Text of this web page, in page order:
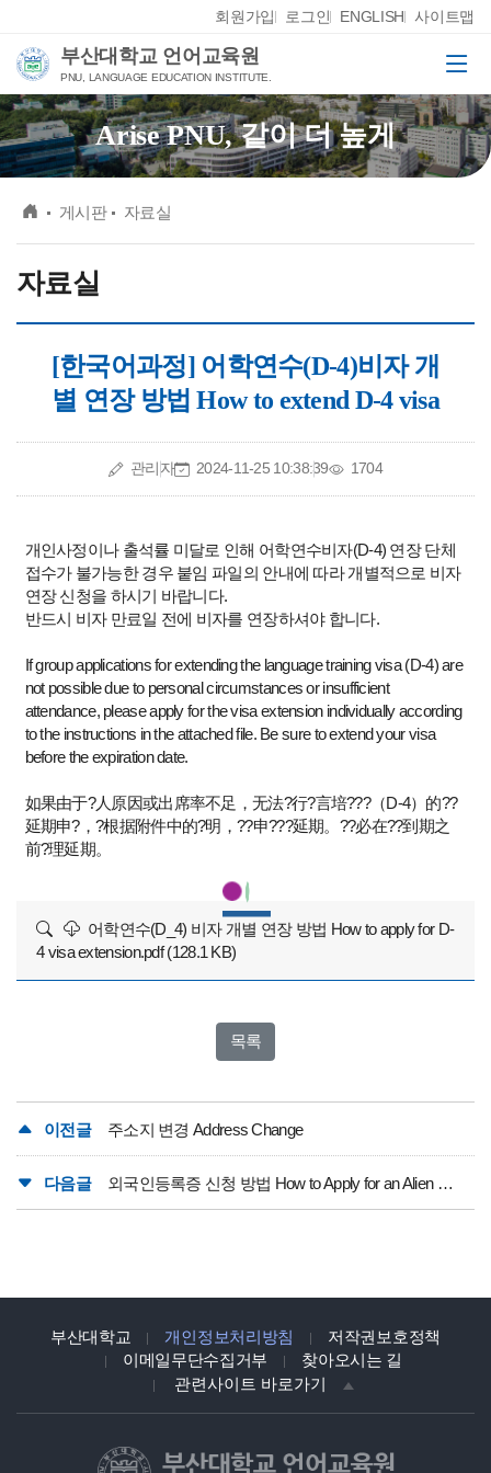
회원가입 로그인 ENGLISH 사이트맵
부산대학교 언어교육원
PNU, LANGUAGE EDUCATION INSTITUTE.
메뉴
Arise PNU, 같이 더 높게
메인게시판 자료실
자료실
[한국어과정] 어학연수(D-4)비자 개
별 연장 방법 How to extend D-4 visa
작성자
관리자 작성일
2024-11-25 10:38:39 조회수
1704
개인사정이나 출석률 미달로 인해 어학연수비자(D-4) 연장 단체
접수가 불가능한 경우 붙임 파일의 안내에 따라 개별적으로 비자
연장 신청을 하시기 바랍니다.
반드시 비자 만료일 전에 비자를 연장하셔야 합니다.
If group applications for extending the language training visa (D-4) are
not possible due to personal circumstances or insufficient
attendance, please apply for the visa extension individually according
to the instructions in the attached file. Be sure to extend your visa
before the expiration date.
如果由于?人原因或出席率不足，无法?行?言培???（D-4）的??
延期申?，?根据附件中的?明，??申???延期。??必在??到期之
前?理延期。
어학연수(D_4) 비자 개별 연장 방법 How to apply for D-
4 visa extension.pdf (128.1 KB)
목록
이전글 주소지 변경 Address Change
다음글 외국인등록증 신청 방법 How to Apply for an Alien Registration Card
부산대학교 개인정보처리방침
저작권보호정책
이메일무단수집거부
찾아오시는 길
관련사이트 바로가기